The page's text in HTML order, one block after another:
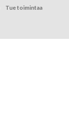
Tue toimintaa